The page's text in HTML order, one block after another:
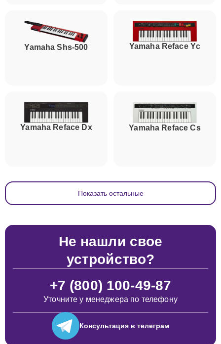
Yamaha Shs-500 Yamaha Reface Yc
Yamaha Reface Dx Yamaha Reface Cs
Показать остальные
Не нашли свое
устройство?
+7 (800) 100-49-87
Уточните у менеджера по телефону
Консультация в телеграм